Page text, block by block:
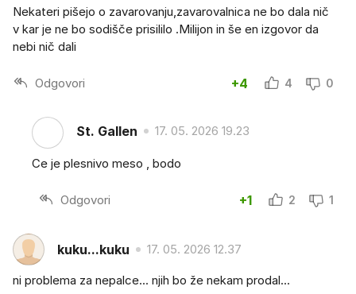
Nekateri pišejo o zavarovanju,zavarovalnica ne bo dala nič
v kar je ne bo sodišče prisililo .Milijon in še en izgovor da
nebi nič dali
Odgovori +4 4 0
St. Gallen 17. 05. 2026 19.23
Ce je plesnivo meso , bodo
Odgovori +1 2 1
kuku...kuku 17. 05. 2026 12.37
ni problema za nepalce... njih bo že nekam prodal...